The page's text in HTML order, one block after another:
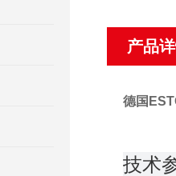
产品
德国
技术